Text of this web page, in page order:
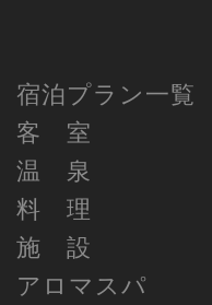
宿泊プラン一覧
客 室
温 泉
料 理
施 設
アロマスパ